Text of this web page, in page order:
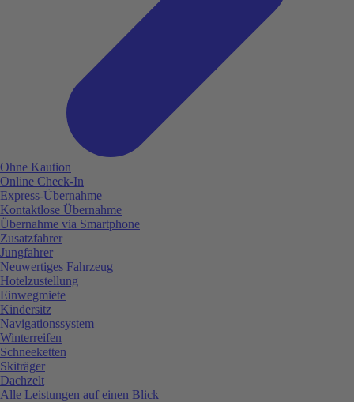
Ohne Kaution
Online Check-In
Express-Übernahme
Kontaktlose Übernahme
Übernahme via Smartphone
Zusatzfahrer
Jungfahrer
Neuwertiges Fahrzeug
Hotelzustellung
Einwegmiete
Kindersitz
Navigationssystem
Winterreifen
Schneeketten
Skiträger
Dachzelt
Alle Leistungen auf einen Blick